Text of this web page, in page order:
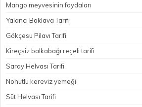
Mango meyvesinin faydaları
Yalancı Baklava Tarifi
Gökçesu Pilavı Tarifi
Kireçsiz balkabağı reçeli tarifi
Saray Helvası Tarifi
Nohutlu kereviz yemeği
Süt Helvası Tarifi